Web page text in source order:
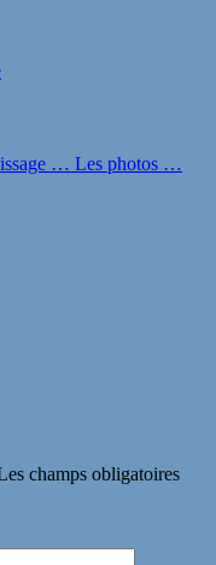
… Les photos …
champs obligatoires